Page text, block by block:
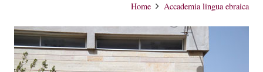
Home Accademia lingua ebraica